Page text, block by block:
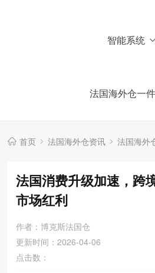
智能系统
法国海外仓一
首页 法国海外仓资讯 法国海外
法国消费升级加速，跨
市场红利
作者：博克斯法国仓
更新时间：2026-04-06
点击数：